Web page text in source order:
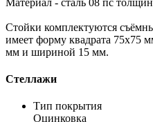
Стойки комплектуются
имеет форму квадрата 75х75
мм и шириной 15 мм.
Стеллажи
Тип покрытия
Оцинковка